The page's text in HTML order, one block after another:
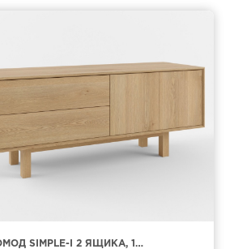
SIMPLE-I 2 ЯЩИКА, 1